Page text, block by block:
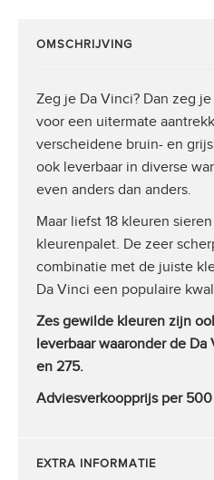
OMSCHRIJVING
Zeg je Da Vinci? Dan zeg
voor een uitermate
verscheidene bruin- en
ook leverbaar in diverse
even anders dan anders.
Maar liefst 18 kleuren
kleurenpalet. De zeer
combinatie met de juiste
Da Vinci een populaire
Zes gewilde kleuren zijn
leverbaar waaronder de Da
en 275.
Adviesverkoopprijs per
EXTRA INFORMATIE